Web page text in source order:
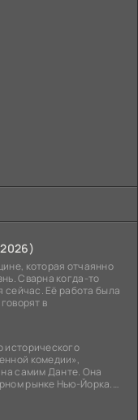
которая отчаянно
Сварна когда-то
сейчас. Её работа была
в
исторического
комедии»,
самим Данте. Она
рынке Нью-Йорка.